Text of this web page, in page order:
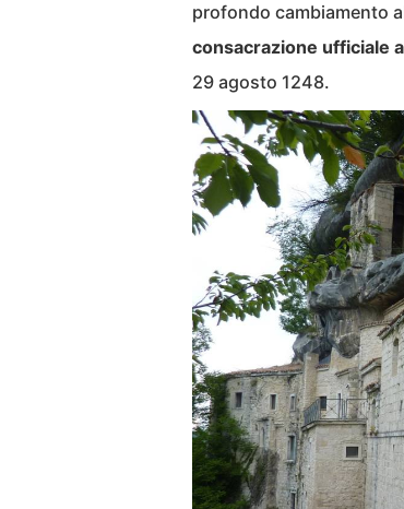
profondo cambiamento
consacrazione ufficiale
29 agosto 1248.